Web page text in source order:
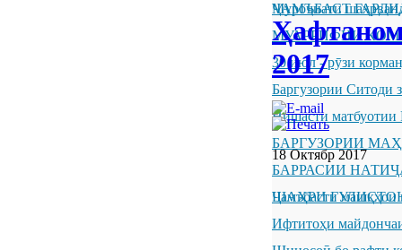
ҶАМЪБАСТ
Муроҷиати
МУАРРИФИИ
30 июл - рӯзи
Баргузории Ситоди
Нишасти матбуотии
БАРГУЗОРИИ
БАРРАСИИ
ШАҲРИ
Ҷамъбасти машқҳои
Ифтитоҳи
2017
18 Октябр 2017